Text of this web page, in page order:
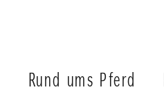
Rund ums Pferd